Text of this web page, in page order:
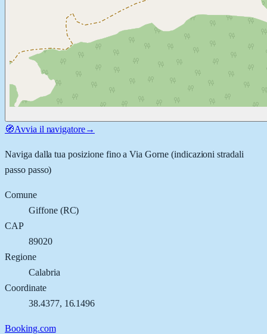
🧭Avvia il navigatore→
Naviga dalla tua posizione fino aVia Gorne(indicazioni stradali
passo passo)
Comune
Giffone(RC)
CAP
89020
Regione
Calabria
Coordinate
38.4377, 16.1496
Booking.com